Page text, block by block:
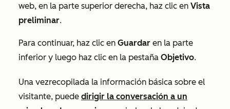
web, en la parte superior derecha, haz clic en Vista
preliminar.
Para continuar, haz clic en Guardar en la parte
inferior y luego haz clic en la pestaña Objetivo.
Una vezrecopilada la información básica sobre el
visitante, puede dirigir la conversación a un